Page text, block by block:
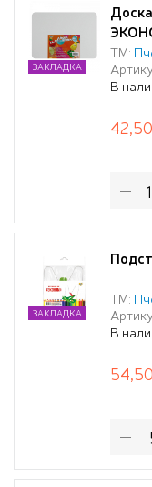
ТМ:
В
ЗАКЛАДКА
42,50
ТМ:
В
ЗАКЛАДКА
54,50